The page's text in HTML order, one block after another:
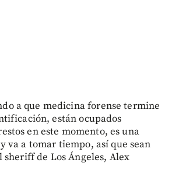
a que medicina forense termine
están ocupados
en este momento, es una
va a tomar tiempo, así que sean
sheriff de Los Ángeles, Alex